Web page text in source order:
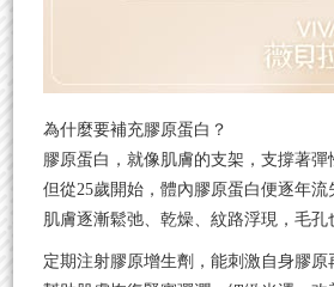
為什麼要補充膠原蛋白？
膠原蛋白，就像肌膚的支架，支撐著彈
但從25歲開始，體內膠原蛋白便逐年流
肌膚逐漸鬆弛、乾燥、紋路浮現，毛孔
定期注射膠原增生劑，能刺激自身膠原